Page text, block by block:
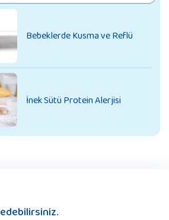
Bebeklerde Kusma ve Reflü
İnek Sütü Protein Alerjisi